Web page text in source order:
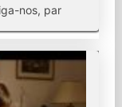
nos, par